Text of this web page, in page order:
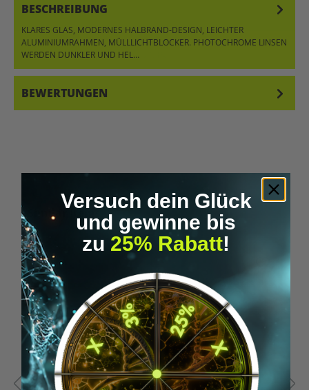
BESCHREIBUNG
KLARES GLAS, MODERNES HALBRAND-DESIGN, LEICHTER
ALUMINIUMRAHMEN, MÜLLLICHTBLOCKER. PHOTOCHROME LINSEN
WERDEN DUNKLER UND HEL…
BEWERTUNGEN
Produktgalerie überspringen
Similar Items
%
Tipp
Versuch dein Glück
und gewinne bis
zu 25% Rabatt!